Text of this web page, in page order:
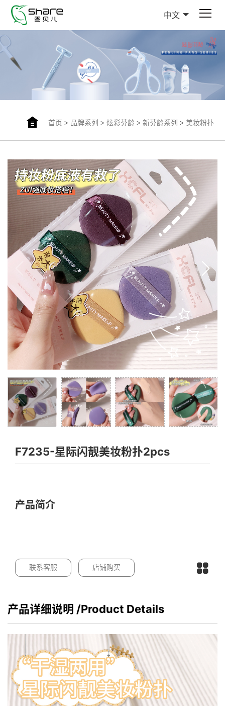
中文
首页 > 品牌系列 > 炫彩芬龄> 新芬龄系列 > 美妆粉扑
F7235-星际闪靓美妆粉扑2pcs
产品简介
联系客服 店铺购买
产品详细说明 /Product Details